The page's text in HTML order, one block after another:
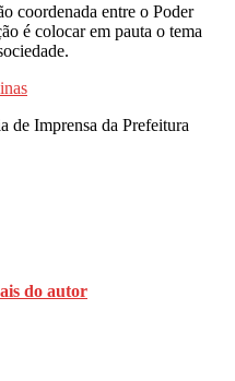
coordenada entre o Poder
é colocar em pauta o tema
de Imprensa da Prefeitura
do autor